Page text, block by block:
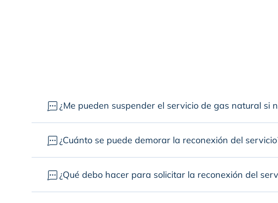
¿Me pueden suspender el servicio de gas natural si
¿Cuánto se puede demorar la reconexión del
¿Qué debo hacer para solicitar la reconexión del